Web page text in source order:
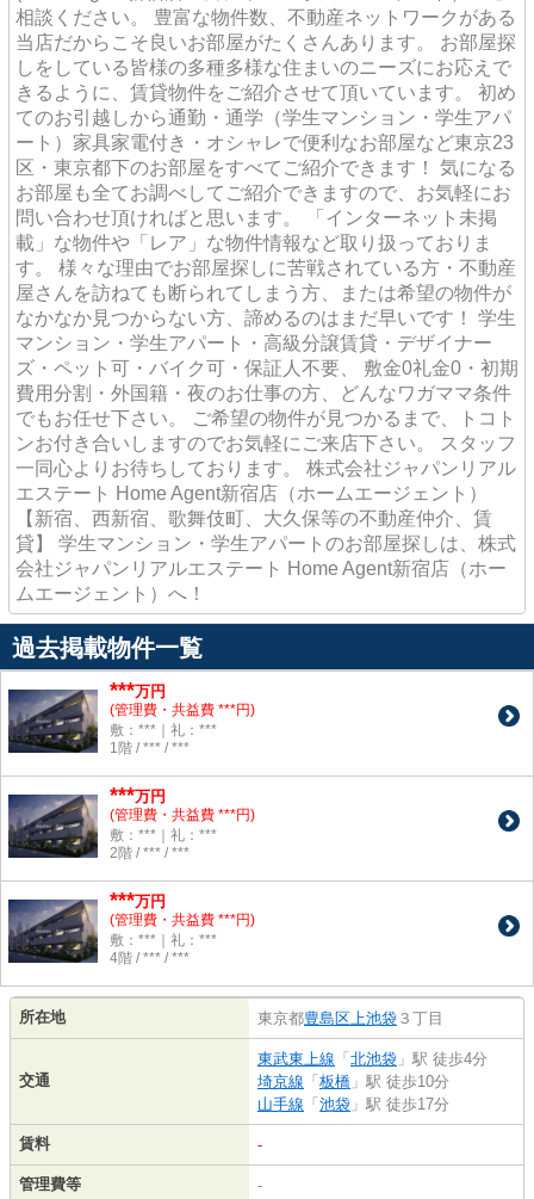
相談ください。 豊富な物件数、不動産ネットワークがある
当店だからこそ良いお部屋がたくさんあります。 お部屋探
しをしている皆様の多種多様な住まいのニーズにお応えで
きるように、賃貸物件をご紹介させて頂いています。 初め
てのお引越しから通勤・通学（学生マンション・学生アパ
ート）家具家電付き・オシャレで便利なお部屋など東京23
区・東京都下のお部屋をすべてご紹介できます！ 気になる
お部屋も全てお調べしてご紹介できますので、お気軽にお
問い合わせ頂ければと思います。 「インターネット未掲
載」な物件や「レア」な物件情報など取り扱っておりま
す。 様々な理由でお部屋探しに苦戦されている方・不動産
屋さんを訪ねても断られてしまう方、または希望の物件が
なかなか見つからない方、諦めるのはまだ早いです！ 学生
マンション・学生アパート・高級分譲賃貸・デザイナー
ズ・ペット可・バイク可・保証人不要、 敷金0礼金0・初期
費用分割・外国籍・夜のお仕事の方、どんなワガママ条件
でもお任せ下さい。 ご希望の物件が見つかるまで、トコト
ンお付き合いしますのでお気軽にご来店下さい。 スタッフ
一同心よりお待ちしております。 株式会社ジャパンリアル
エステート Home Agent新宿店（ホームエージェント）
【新宿、西新宿、歌舞伎町、大久保等の不動産仲介、賃
貸】 学生マンション・学生アパートのお部屋探しは、株式
会社ジャパンリアルエステート Home Agent新宿店（ホー
ムエージェント）へ！
過去掲載物件一覧
***万円
(管理費・共益費 ***円)
敷：***｜礼：***
1階 / *** / ***
***万円
(管理費・共益費 ***円)
敷：***｜礼：***
2階 / *** / ***
***万円
(管理費・共益費 ***円)
敷：***｜礼：***
4階 / *** / ***
所在地 東京都豊島区上池袋 ３丁目
交通
東武東上線 「 北池袋 」駅 徒歩4分
埼京線 「 板橋 」駅 徒歩10分
山手線 「 池袋 」駅 徒歩17分
賃料 -
管理費等 -